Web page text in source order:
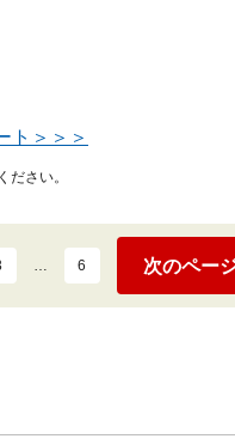
ト＞＞＞
さい。
… 6 次のペー